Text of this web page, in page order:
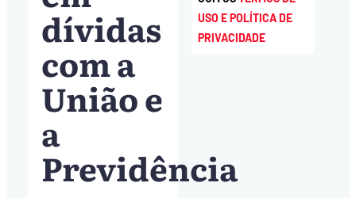
dívidas
com a
União e
a
Previdência
USO E POLÍTICA DE
PRIVACIDADE